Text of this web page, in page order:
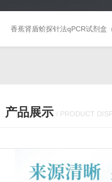
香蕉肾盾蚧探针法qPCR试剂盒
产品展示 / PRODUCT